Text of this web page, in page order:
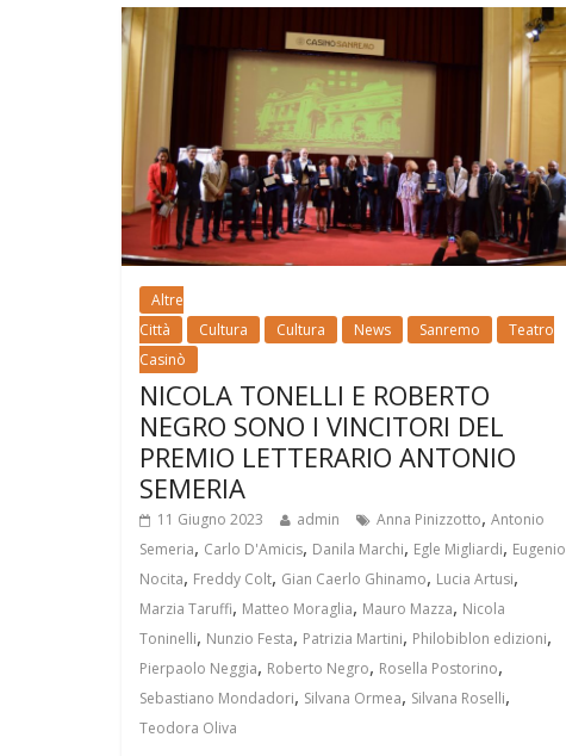
Altre
Città
Cultura Cultura News Sanremo
Teatro
Casinò
NICOLA TONELLI E ROBERTO
NEGRO SONO I VINCITORI DEL
PREMIO LETTERARIO ANTONIO
SEMERIA
11 Giugno 2023 admin Anna Pinizzotto, Antonio
Semeria, Carlo D'Amicis, Danila Marchi, Egle Migliardi, Eugenio
Nocita, Freddy Colt, Gian Caerlo Ghinamo, Lucia Artusi,
Marzia Taruffi, Matteo Moraglia, Mauro Mazza, Nicola
Toninelli, Nunzio Festa, Patrizia Martini, Philobiblon edizioni,
Pierpaolo Neggia, Roberto Negro, Rosella Postorino,
Sebastiano Mondadori, Silvana Ormea, Silvana Roselli,
Teodora Oliva